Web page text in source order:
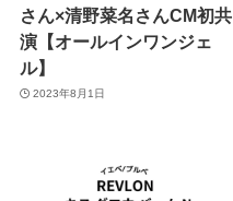
さん×清野菜名さんCM初共
演【オールインワンジェ
ル】
2023年8月1日